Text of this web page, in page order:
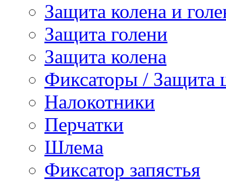
Защита колена и
Защита голени
Защита колена
Фиксаторы / Защита
Налокотники
Перчатки
Шлема
Фиксатор запястья